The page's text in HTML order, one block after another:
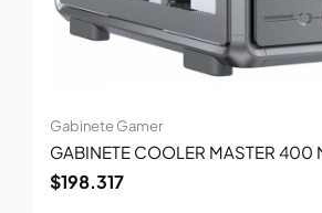
Gabinete Gamer
GABINETE COOLER MASTER 400
$198.317